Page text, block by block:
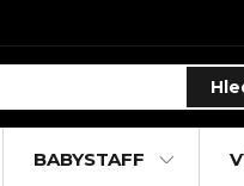
BABYSTAFF